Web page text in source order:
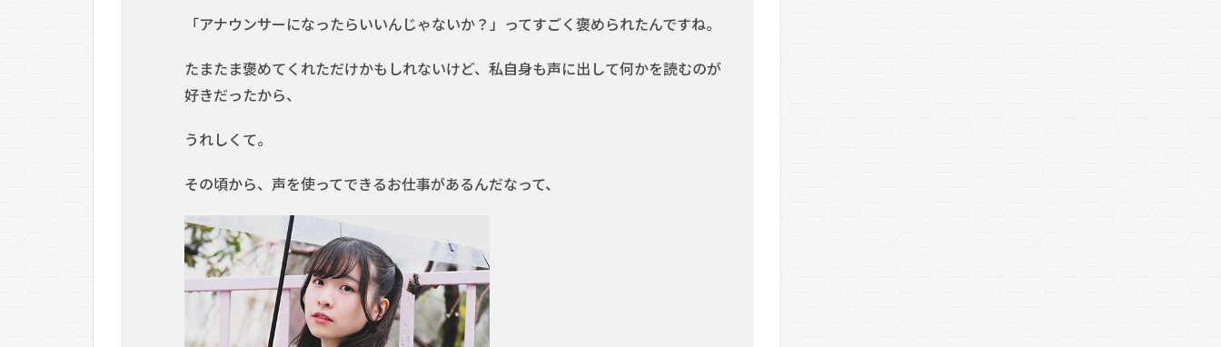
「アナウンサーになったらいいんじゃないか？」ってすごく褒められたんですね。
たまたま褒めてくれただけかもしれないけど、私自身も声に出して何かを読むのが
好きだったから、
うれしくて。
その頃から、声を使ってできるお仕事があるんだなって、